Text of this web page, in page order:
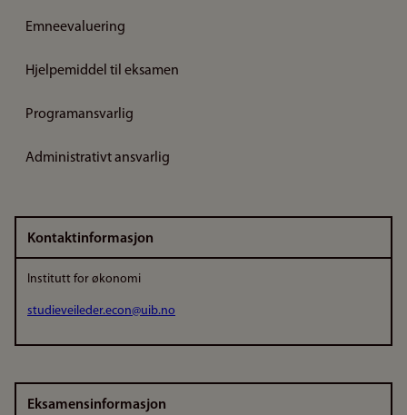
Emneevaluering
Hjelpemiddel til eksamen
Programansvarlig
Administrativt ansvarlig
Kontaktinformasjon
Institutt for økonomi
studieveileder.econ@uib.no
Eksamensinformasjon